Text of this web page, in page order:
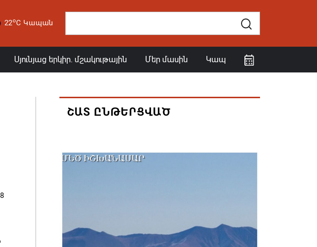
22oC Կապան
Սյունյաց երկիր. մշակութային Մեր մասին Կապ
ՇԱՏ ԸՆԹԵՐՑՎԱԾ